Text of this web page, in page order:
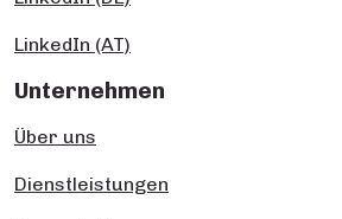
LinkedIn (AT)
Unternehmen
Über uns
Dienstleistungen